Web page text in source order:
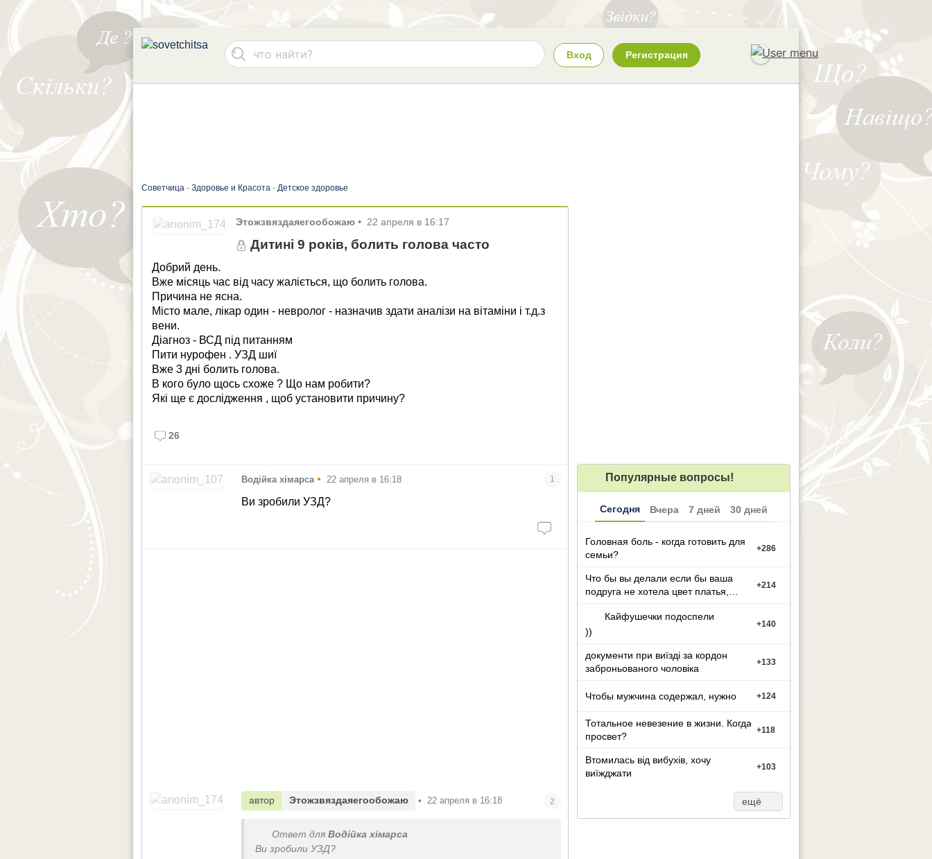
Вход Регистрация
Советчица - Здоровье и Красота - Детское здоровье
Этожзвяздаяегообожаю • 22 апреля в 16:17
Дитині 9 років, болить голова часто
Добрий день.
Вже місяць час від часу жаліється, що болить голова.
Причина не ясна.
Місто мале, лікар один - невролог - назначив здати аналізи на вітаміни і т.д.з
вени.
Діагноз - ВСД під питанням
Пити нурофен . УЗД шиї
Вже 3 дні болить голова.
В кого було щось схоже ? Що нам робити?
Які ще є дослідження , щоб установити причину?
26
Водійка хімарса • 22 апреля в 16:18 1
Ви зробили УЗД?
автор Этожзвяздаяегообожаю • 22 апреля в 16:18 2
Ответ для Водійка хімарса
Ви зробили УЗД?
Популярные вопросы!
Сегодня Вчера 7 дней 30 дней
Головная боль - когда готовить для
семьи?
+286
Что бы вы делали если бы ваша
подруга не хотела цвет платья,
+214
Кайфушечки подоспели
))
+140
документи при виїзді за кордон
заброньованого чоловіка
+133
Чтобы мужчина содержал, нужно +124
Тотальное невезение в жизни. Когда
просвет?
+118
Втомилась від вибухів, хочу
виїжджати
+103
ещё